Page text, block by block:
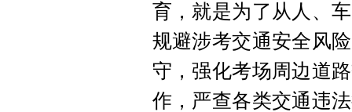
育，就是为了从人、
规避涉考交通安全风
守，强化考场周边道
作，严查各类交通违